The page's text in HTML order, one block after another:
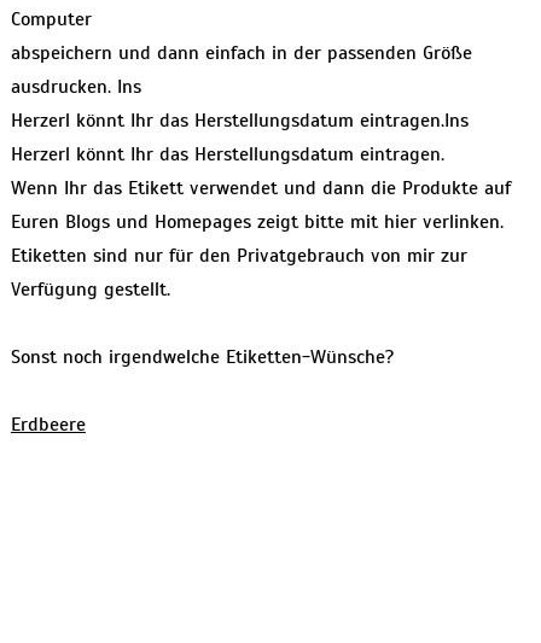
Computer
abspeichern und dann einfach in der passenden Größe
ausdrucken. Ins
Herzerl könnt Ihr das Herstellungsdatum eintragen.Ins
Herzerl könnt Ihr das Herstellungsdatum eintragen.
Wenn Ihr das Etikett verwendet und dann die Produkte auf
Euren Blogs und Homepages zeigt bitte mit hier verlinken.
Etiketten sind nur für den Privatgebrauch von mir zur
Verfügung gestellt.
Sonst noch irgendwelche Etiketten-Wünsche?
Erdbeere